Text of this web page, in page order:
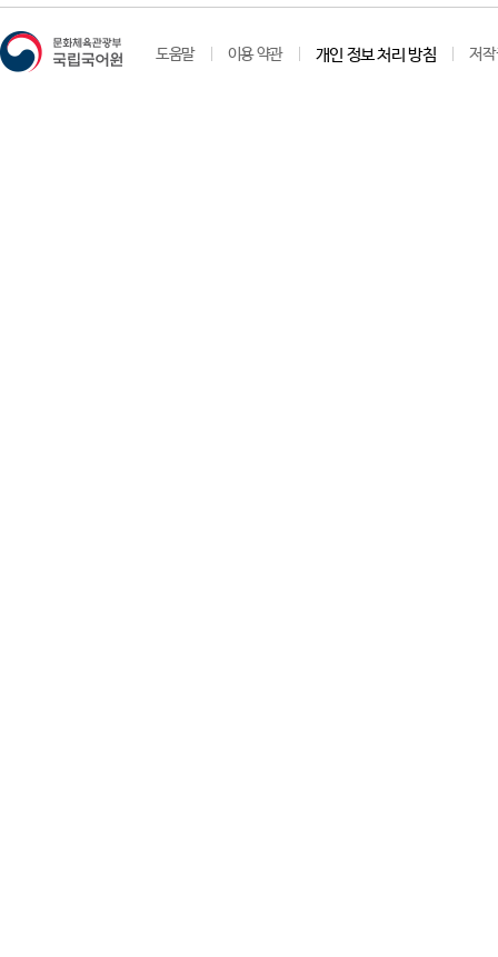
도움말 이용 약관 개인 정보 처리 방침 저